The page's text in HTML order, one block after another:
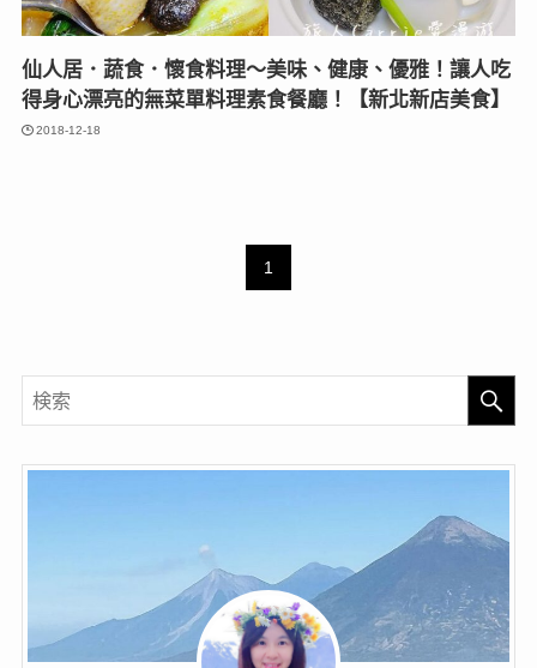
仙人居．蔬食．懷食料理～美味、健康、優雅！讓人吃
得身心漂亮的無菜單料理素食餐廳！【新北新店美食】
2018-12-18
1